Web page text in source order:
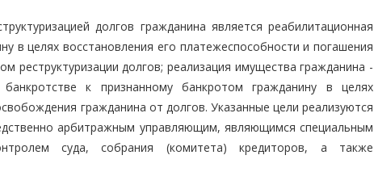
долгов гражданина является реабилитационная
в целях восстановления его платежеспособности и погашения
реструктуризации долгов; реализация имущества гражданина -
к признанному банкротом гражданину в целях
гражданина от долгов. Указанные цели реализуются
арбитражным управляющим, являющимся специальным
суда, собрания (комитета) кредиторов, а также